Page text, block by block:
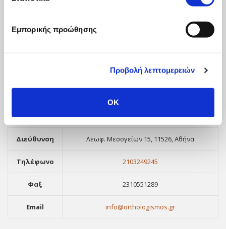
Εμπορικής προώθησης
Προβολή λεπτομερειών
OK
Μοναστηρίου 13, Θεσσαλονίκη, 546 27
2310551289
Email info@orthologismos.gr
Γραφείο Αθήνας
Διεύθυνση Λεωφ. Μεσογείων 15, 11526, Αθήνα
Τηλέφωνο 2103249245
Φαξ 2310551289
Email info@orthologismos.gr